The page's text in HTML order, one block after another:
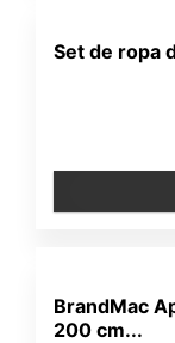
Set de ropa
BrandMac
200 cm...